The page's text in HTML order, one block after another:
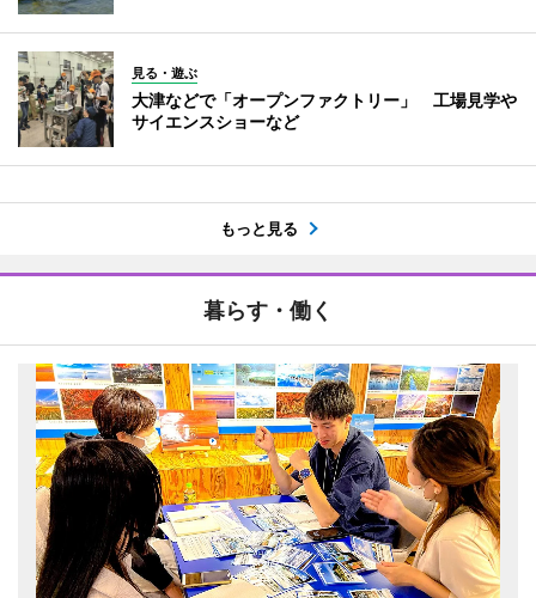
見る・遊ぶ
大津などで「オープンファクトリー」 工場見学や
サイエンスショーなど
もっと見る
暮らす・働く